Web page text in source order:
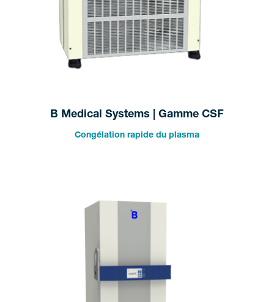
B Medical Systems | Gamme CSF
Congélation rapide du plasma